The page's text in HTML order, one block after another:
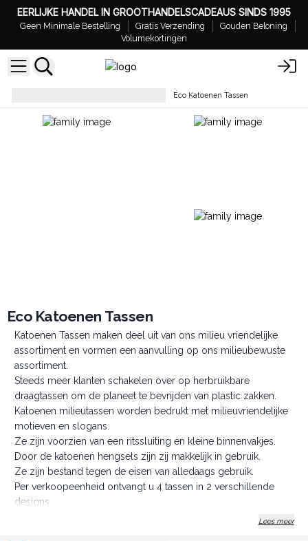
EERLIJKE HANDEL IN GROOTHANDELSCADEAUS SINDS 1995
Geen Minimale Bestelling Gratis Verzending
Gouden Beloning
Volumekortingen
Eco Katoenen Tassen
Eco Katoenen Tassen
Katoenen Tassen maken deel uit van ons milieu vriendelijke
assortiment en vormen een aanvulling op ons milieubewuste
assortiment.
Steeds meer klanten schakelen over op herbruikbare
draagtassen om de planeet te bevrijden van plastic zakken.
Katoenen milieutassen worden bedrukt met milieuvriendelijke
motieven en slogans.
Ze zijn voorzien van een ritssluiting en kleine binnenvakjes.
Door de katoenen hengsels zijn zij makkelijk in gebruik.
Ze zijn bestand tegen de eisen van alledaags gebruik.
Per verkoopeenheid ontvangt u 4 tassen in 2 verschillende
designs.
Voor de creatievelingen onder jullie hebben we ook eenLees meer